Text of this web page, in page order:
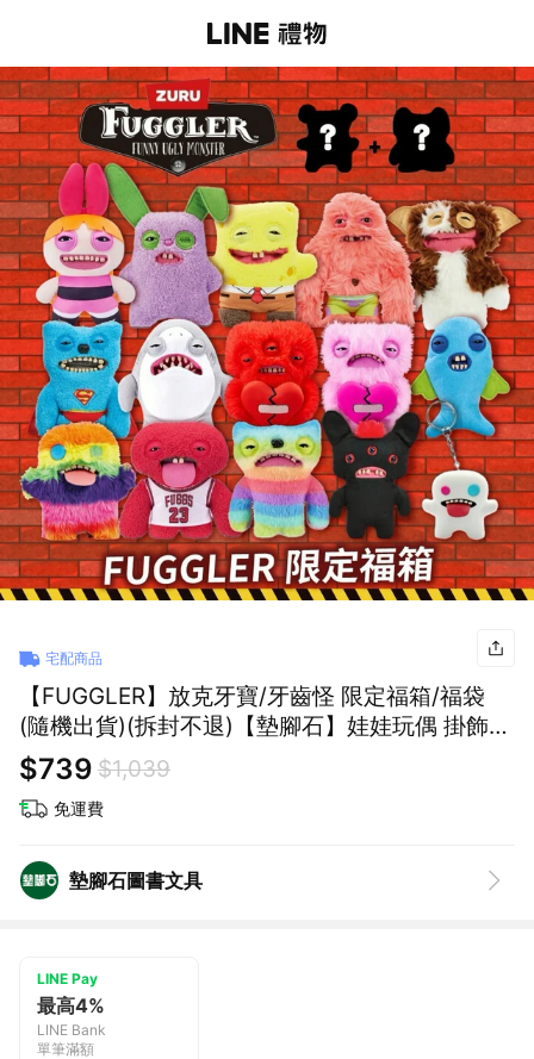
宅配商品
【FUGGLER】放克牙寶/牙齒怪 限定福箱/福袋
(隨機出貨)(拆封不退)【墊腳石】娃娃玩偶 掛飾
吊飾 盲袋盲盒盲包 驚喜包
$739 $1,039
免運費
墊腳石圖書文具
LINE Pay
最高4%
LINE Bank
單筆滿額